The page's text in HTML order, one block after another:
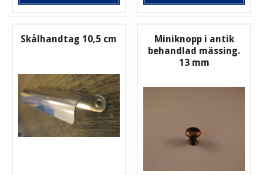
Skålhandtag 10,5 cm
Miniknopp i antik
behandlad mässing.
13 mm